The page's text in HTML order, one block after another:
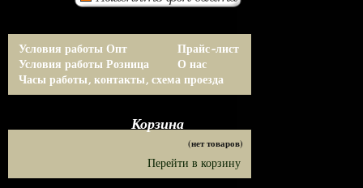
Условия работы Опт
Условия работы Розница
Прайс-лист
О нас
Часы работы, контакты, схема проезда
Корзина
(нет товаров)
Перейти в корзину